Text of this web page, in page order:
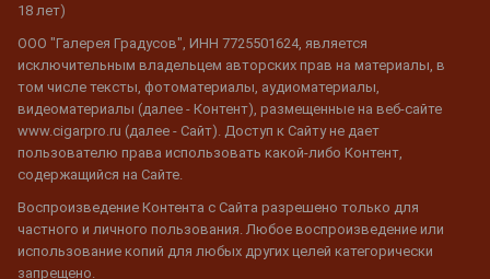
18 лет)
ООО "Галерея Градусов", ИНН 7725501624, является
исключительным владельцем авторских прав на материалы, в
том числе тексты, фотоматериалы, аудиоматериалы,
видеоматериалы (далее - Контент), размещенные на веб-сайте
www.cigarpro.ru (далее - Сайт). Доступ к Сайту не дает
пользователю права использовать какой-либо Контент,
содержащийся на Сайте.
Воспроизведение Контента с Сайта разрешено только для
частного и личного пользования. Любое воспроизведение или
использование копий для любых других целей категорически
запрещено.